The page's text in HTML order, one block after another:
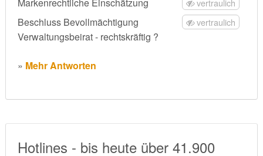
vertraulich
vertraulich
Beschluss Bevollmächtigung
Verwaltungsbeirat - rechtskräftig ?
» Mehr Antworten
Hotlines - bis heute über 41.900